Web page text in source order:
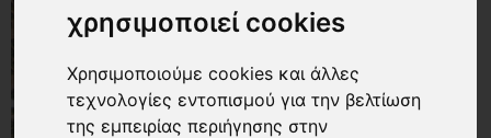
χρησιμοποιεί cookies
Χρησιμοποιούμε cookies και άλλες
τεχνολογίες εντοπισμού για την βελτίωση
της εμπειρίας περιήγησης στην